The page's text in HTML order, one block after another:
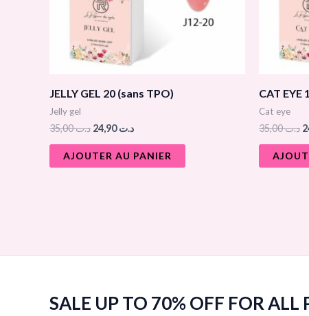
JELLY GEL 20 (sans TPO)
Jelly gel
د.ت35,00 د.ت24,90
AJOUTER AU PANIER
CAT EYE
Cat eye
د.ت35,00
SALE UP TO 70% OFF FOR